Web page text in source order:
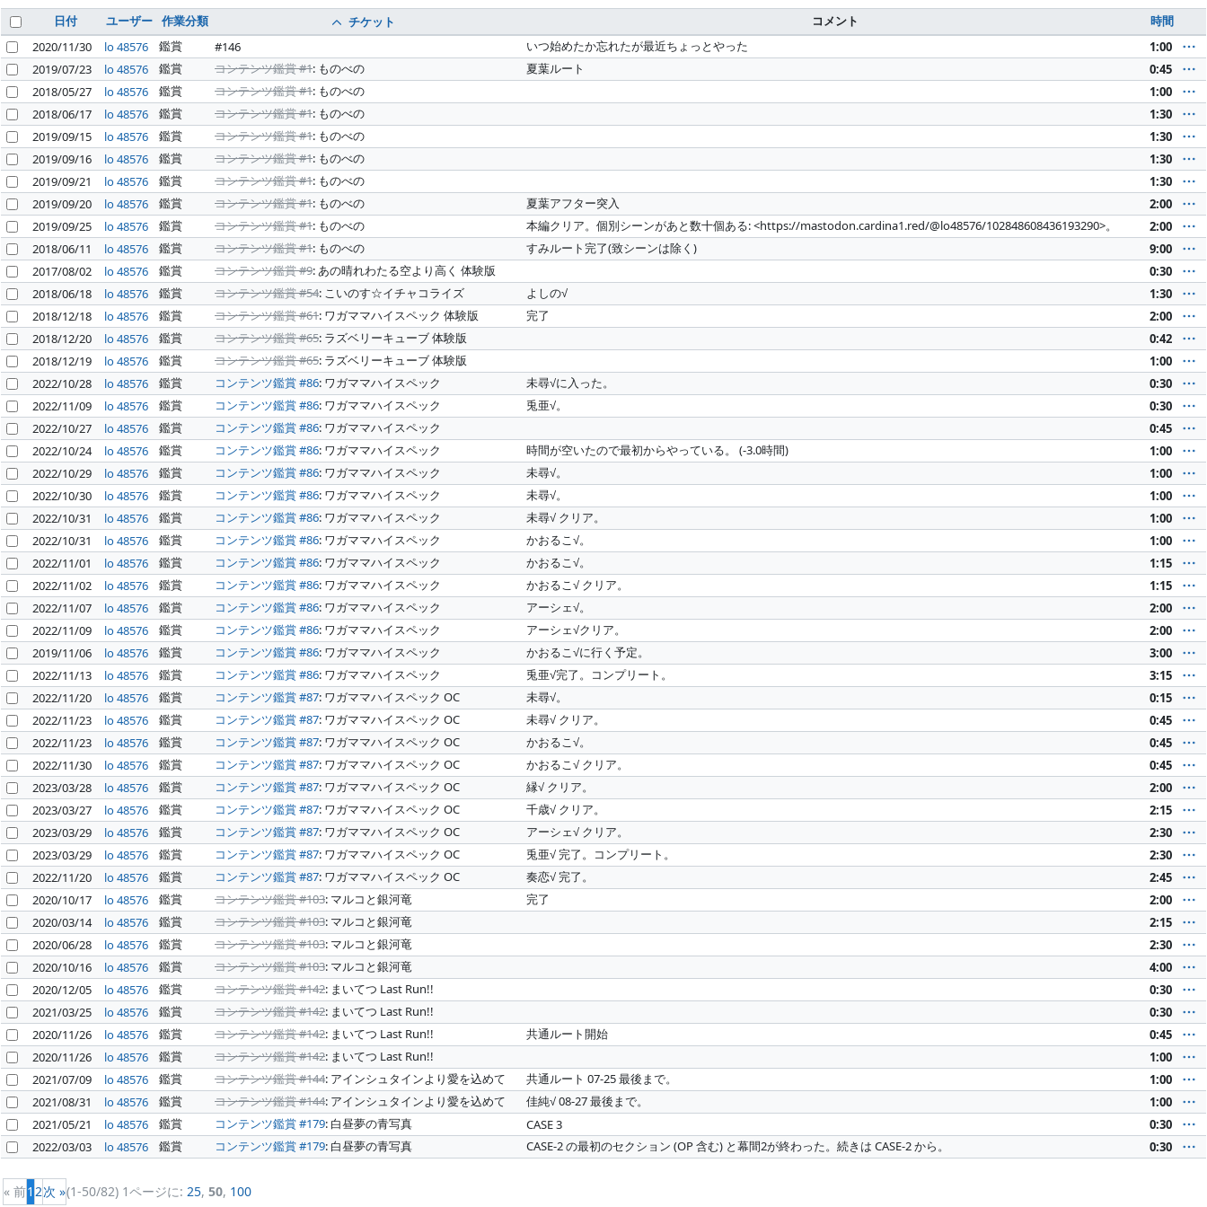
日付 ユーザー 作業分類 チケット コメント
時間
2020/11/30
lo 48576 鑑賞 #146 いつ始めたか忘れたが最近ちょっとやった
1:00
2019/07/23
lo 48576 鑑賞 コンテンツ鑑賞 #1: ものべの 夏葉ルート
0:45
2018/05/27
lo 48576 鑑賞 コンテンツ鑑賞 #1: ものべの
1:00
2018/06/17
lo 48576 鑑賞 コンテンツ鑑賞 #1: ものべの
1:30
2019/09/15
lo 48576 鑑賞 コンテンツ鑑賞 #1: ものべの
1:30
2019/09/16
lo 48576 鑑賞 コンテンツ鑑賞 #1: ものべの
1:30
2019/09/21
lo 48576 鑑賞 コンテンツ鑑賞 #1: ものべの
1:30
2019/09/20
lo 48576 鑑賞 コンテンツ鑑賞 #1: ものべの 夏葉アフター突入
2:00
2019/09/25
lo 48576 鑑賞 コンテンツ鑑賞 #1: ものべの 本編クリア。個別シーンがあと数十個ある: <https://mastodon.cardina1.red/@lo48576/102848608436193290>。
2:00
2018/06/11
lo 48576 鑑賞 コンテンツ鑑賞 #1: ものべの すみルート完了(致シーンは除く)
9:00
2017/08/02
lo 48576 鑑賞 コンテンツ鑑賞 #9: あの晴れわたる空より高く 体験版
0:30
2018/06/18
lo 48576 鑑賞 コンテンツ鑑賞 #54: こいのす☆イチャコライズ よしの√
1:30
2018/12/18
lo 48576 鑑賞 コンテンツ鑑賞 #61: ワガママハイスペック 体験版 完了
2:00
2018/12/20
lo 48576 鑑賞 コンテンツ鑑賞 #65: ラズベリーキューブ 体験版
0:42
2018/12/19
lo 48576 鑑賞 コンテンツ鑑賞 #65: ラズベリーキューブ 体験版
1:00
2022/10/28
lo 48576 鑑賞 コンテンツ鑑賞 #86: ワガママハイスペック 未尋√に入った。
0:30
2022/11/09
lo 48576 鑑賞 コンテンツ鑑賞 #86: ワガママハイスペック 兎亜√。
0:30
2022/10/27
lo 48576 鑑賞 コンテンツ鑑賞 #86: ワガママハイスペック
0:45
2022/10/24
lo 48576 鑑賞 コンテンツ鑑賞 #86: ワガママハイスペック 時間が空いたので最初からやっている。 (-3.0時間)
1:00
2022/10/29
lo 48576 鑑賞 コンテンツ鑑賞 #86: ワガママハイスペック 未尋√。
1:00
2022/10/30
lo 48576 鑑賞 コンテンツ鑑賞 #86: ワガママハイスペック 未尋√。
1:00
2022/10/31
lo 48576 鑑賞 コンテンツ鑑賞 #86: ワガママハイスペック 未尋√ クリア。
1:00
2022/10/31
lo 48576 鑑賞 コンテンツ鑑賞 #86: ワガママハイスペック かおるこ√。
1:00
2022/11/01
lo 48576 鑑賞 コンテンツ鑑賞 #86: ワガママハイスペック かおるこ√。
1:15
2022/11/02
lo 48576 鑑賞 コンテンツ鑑賞 #86: ワガママハイスペック かおるこ√ クリア。
1:15
2022/11/07
lo 48576 鑑賞 コンテンツ鑑賞 #86: ワガママハイスペック アーシェ√。
2:00
2022/11/09
lo 48576 鑑賞 コンテンツ鑑賞 #86: ワガママハイスペック アーシェ√クリア。
2:00
2019/11/06
lo 48576 鑑賞 コンテンツ鑑賞 #86: ワガママハイスペック かおるこ√に行く予定。
3:00
2022/11/13
lo 48576 鑑賞 コンテンツ鑑賞 #86: ワガママハイスペック 兎亜√完了。コンプリート。
3:15
2022/11/20
lo 48576 鑑賞 コンテンツ鑑賞 #87: ワガママハイスペック OC 未尋√。
0:15
2022/11/23
lo 48576 鑑賞 コンテンツ鑑賞 #87: ワガママハイスペック OC 未尋√ クリア。
0:45
2022/11/23
lo 48576 鑑賞 コンテンツ鑑賞 #87: ワガママハイスペック OC かおるこ√。
0:45
2022/11/30
lo 48576 鑑賞 コンテンツ鑑賞 #87: ワガママハイスペック OC かおるこ√ クリア。
0:45
2023/03/28
lo 48576 鑑賞 コンテンツ鑑賞 #87: ワガママハイスペック OC 縁√ クリア。
2:00
2023/03/27
lo 48576 鑑賞 コンテンツ鑑賞 #87: ワガママハイスペック OC 千歳√ クリア。
2:15
2023/03/29
lo 48576 鑑賞 コンテンツ鑑賞 #87: ワガママハイスペック OC アーシェ√ クリア。
2:30
2023/03/29
lo 48576 鑑賞 コンテンツ鑑賞 #87: ワガママハイスペック OC 兎亜√ 完了。コンプリート。
2:30
2022/11/20
lo 48576 鑑賞 コンテンツ鑑賞 #87: ワガママハイスペック OC 奏恋√ 完了。
2:45
2020/10/17
lo 48576 鑑賞 コンテンツ鑑賞 #103: マルコと銀河竜 完了
2:00
2020/03/14
lo 48576 鑑賞 コンテンツ鑑賞 #103: マルコと銀河竜
2:15
2020/06/28
lo 48576 鑑賞 コンテンツ鑑賞 #103: マルコと銀河竜
2:30
2020/10/16
lo 48576 鑑賞 コンテンツ鑑賞 #103: マルコと銀河竜
4:00
2020/12/05
lo 48576 鑑賞 コンテンツ鑑賞 #142: まいてつ Last Run!!
0:30
2021/03/25
lo 48576 鑑賞 コンテンツ鑑賞 #142: まいてつ Last Run!!
0:30
2020/11/26
lo 48576 鑑賞 コンテンツ鑑賞 #142: まいてつ Last Run!! 共通ルート開始
0:45
2020/11/26
lo 48576 鑑賞 コンテンツ鑑賞 #142: まいてつ Last Run!!
1:00
2021/07/09
lo 48576 鑑賞 コンテンツ鑑賞 #144: アインシュタインより愛を込めて 共通ルート 07-25 最後まで。
1:00
2021/08/31
lo 48576 鑑賞 コンテンツ鑑賞 #144: アインシュタインより愛を込めて 佳純√ 08-27 最後まで。
1:00
2021/05/21
lo 48576 鑑賞 コンテンツ鑑賞 #179: 白昼夢の青写真 CASE 3
0:30
2022/03/03
lo 48576 鑑賞 コンテンツ鑑賞 #179: 白昼夢の青写真 CASE-2 の最初のセクション (OP 含む) と幕間2が終わった。続きは CASE-2 から。 0:30
« 前1 2次 »(1-50/82) 1ページに: 25, 50, 100